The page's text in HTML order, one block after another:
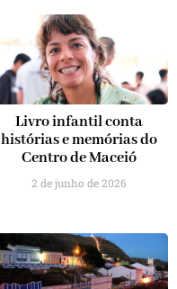
Livro infantil conta
histórias e memórias do
Centro de Maceió
2 de junho de 2026